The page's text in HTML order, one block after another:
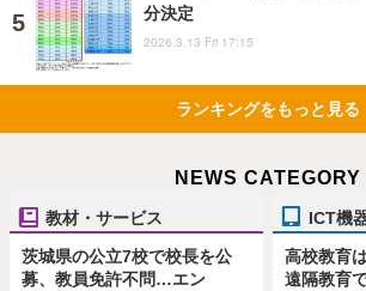
分決定
2026.3.13 Fri 17:15
ランキングをもっと見る
NEWS CATEGORY
教材・サービス
茨城県の公立7校で校長を公
募、教員免許不問…エン
ICT機
高校教育
遠隔教育